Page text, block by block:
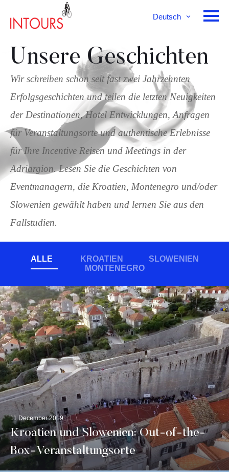
Deutsch
Unsere Geschichten
Wir schreiben schon seit fast zwei Jahrzehnten
Erfolgsgeschichten und teilen die letzten Neuigkeiten
der Destinationen, Hotel Entwicklungen, Anfragen
für Veranstaltungsorte und authentische Erlebnisse
für Ihre Incentive Reisen und Meetings in der
Adriargion. Lesen Sie die Geschichten von
Eventmanagern, die Kroatien, Montenegro und/oder
Slowenien gewählt haben und lernen Sie aus den
Fallstudien.
ALLE KROATIEN
SLOWENIEN
MONTENEGRO
11 December 2019
Kroatien und Slowenien: Out-of-the-
Box-Veranstaltungsorte